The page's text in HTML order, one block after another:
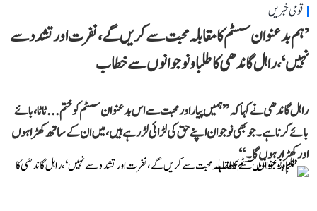
قومی خبریں
’ہم بدعنوان سسٹم کا مقابلہ محبت سے کریں گے، نفرت اور تشدد سے
نہیں‘، راہل گاندھی کا طلبا و نوجوانوں سے خطاب
راہل گاندھی نے کہا کہ ’’ہمیں پیار اور محبت سے اس بدعنوان سسٹم کو ختم... ٹاٹا، بائے
بائے کرنا ہے۔ جو بھی نوجوان اپنے حق کی لڑائی لڑ رہے ہیں، میں ان کے ساتھ کھڑا ہوں
اور کھڑا رہوں گا۔‘‘